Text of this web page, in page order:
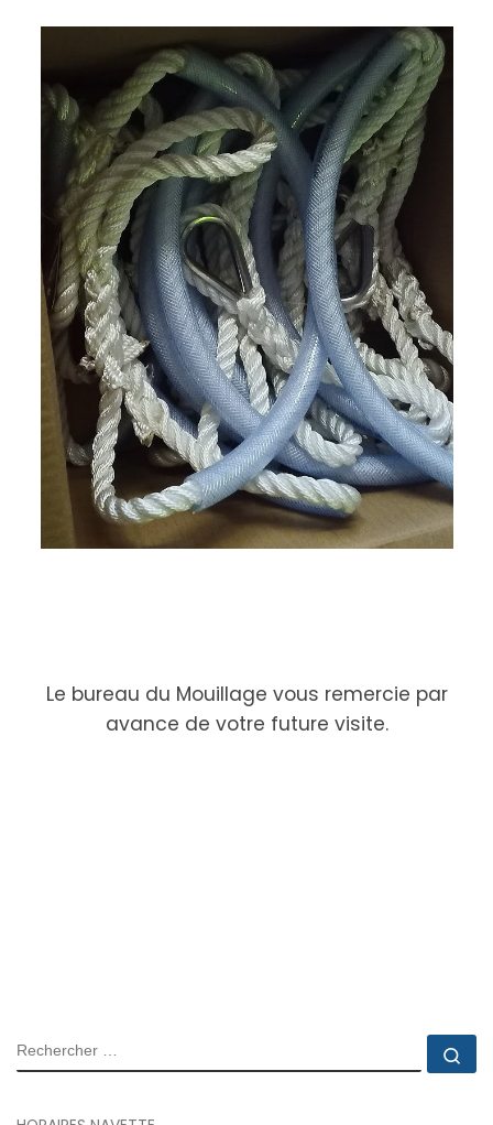
Le bureau du Mouillage vous remercie par
avance de votre future visite.
RECHERCHER